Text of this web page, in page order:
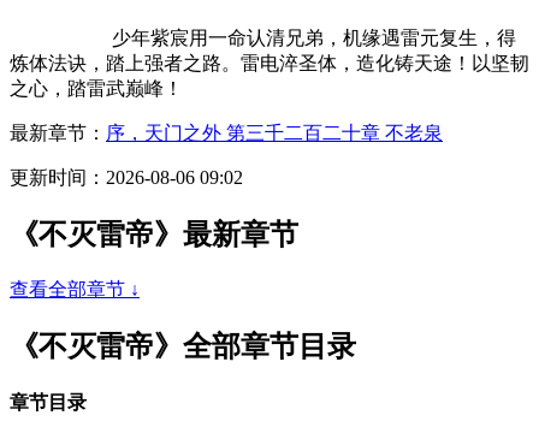
少年紫宸用一命认清兄弟，机缘遇雷元复生，得
炼体法诀，踏上强者之路。雷电淬圣体，造化铸天途！以坚韧
之心，踏雷武巅峰！
最新章节： 序，天门之外 第三千二百二十章 不老泉
更新时间：2026-08-06 09:02
《不灭雷帝》最新章节
查看全部章节 ↓
《不灭雷帝》全部章节目录
章节目录